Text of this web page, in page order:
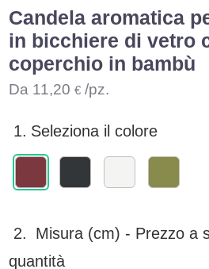
Candela aromatica
in bicchiere di vetro
coperchio in bambù
Da 11,20 € /pz.
1. Seleziona il colore
2. Misura (cm) - Prezzo a
quantità